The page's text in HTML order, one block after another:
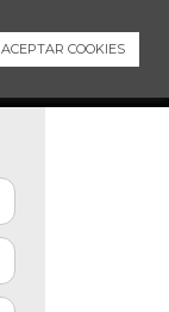
Contacto
ACEPTAR COOKIES